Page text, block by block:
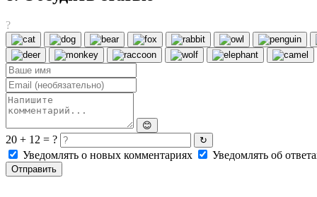
?
😊
20 + 12 = ? ↻
Уведомлять о новых комментариях Уведомлять об
Отправить